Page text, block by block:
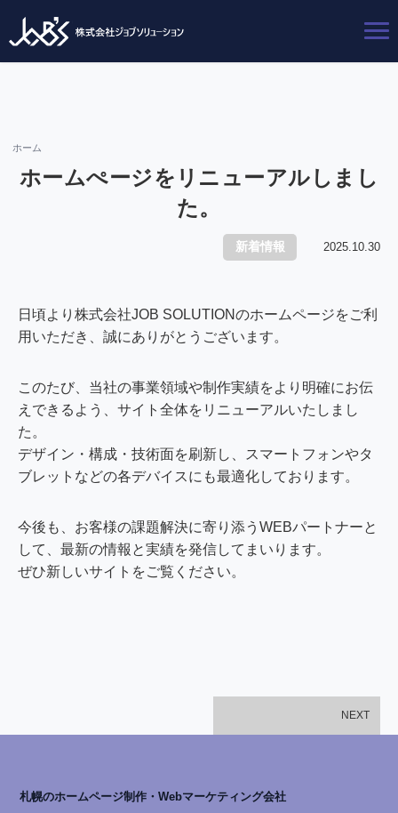
ホーム
ホームぺージをリニューアルしまし
た。
新着情報 2025.10.30
日頃より株式会社JOB SOLUTIONのホームページをご利
用いただき、誠にありがとうございます。
このたび、当社の事業領域や制作実績をより明確にお伝
えできるよう、サイト全体をリニューアルいたしまし
た。
デザイン・構成・技術面を刷新し、スマートフォンやタ
ブレットなどの各デバイスにも最適化しております。
今後も、お客様の課題解決に寄り添うWEBパートナーと
して、最新の情報と実績を発信してまいります。
ぜひ新しいサイトをご覧ください。
NEXT
札幌のホームページ制作・Webマーケティング会社